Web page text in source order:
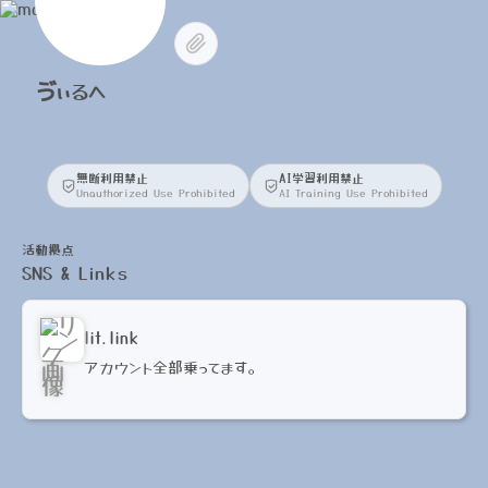
ゔぃるへ
無断利用禁止
Unauthorized Use Prohibited
AI学習利用禁止
AI Training Use Prohibited
活動拠点
SNS & Links
lit.link
アカウント全部乗ってます。